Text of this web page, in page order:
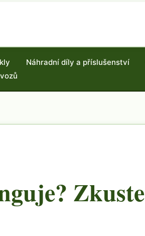
Náhradní díly a příslušenství
Zkuste